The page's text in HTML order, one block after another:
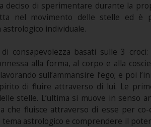
deciso di sperimentare durante la
nel movimento delle stelle ed è
individuale.
consapevolezza basati sulle 3 croci:
alla forma, al corpo e alla
sull’ammansire l’ego; e poi
di fluire attraverso di lui. Le
stelle. L’ultima si muove in senso
che fluisce attraverso di esse per
astrologico e comprendere il